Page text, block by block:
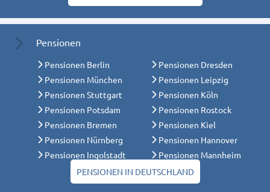
Pensionen
Pensionen Berlin
Pensionen Dresden
Pensionen München
Pensionen Leipzig
Pensionen Stuttgart
Pensionen Köln
Pensionen Potsdam
Pensionen Rostock
Pensionen Bremen
Pensionen Kiel
Pensionen Nürnberg
Pensionen Hannover
Pensionen Ingolstadt
Pensionen Mannheim
PENSIONEN IN DEUTSCHLAND